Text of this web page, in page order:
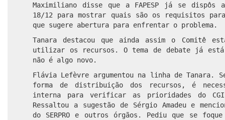
Maximiliano disse que a FAPESP já se dispôs
18/12 para mostrar quais são os requisitos
que sugere abertura para enfrentar o problema.
Tanara destacou que ainda assim o Comitê
utilizar os recursos. O tema de debate já está
não é algo novo.
Flávia Lefèvre argumentou na linha de Tanara.
forma de distribuição dos recursos, é
interna para verificar as prioridades do
Ressaltou a sugestão de Sérgio Amadeu e
do SERPRO e outros órgãos. Pediu que se